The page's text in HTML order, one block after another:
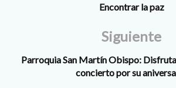
Encontrar la paz
Siguiente
Parroquia San Martín Obispo:
concierto por su